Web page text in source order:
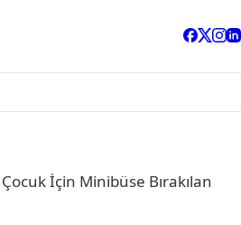
İçin Minibüse Bırakılan